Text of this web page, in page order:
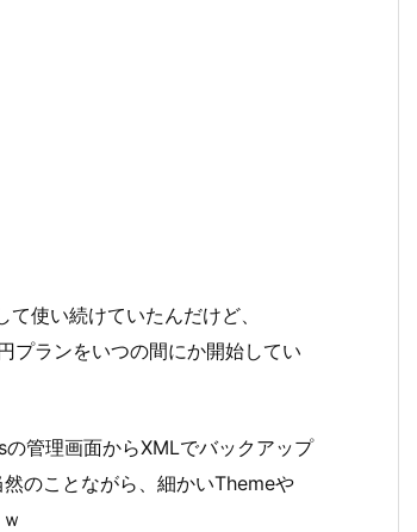
使い続けていたんだけど、
プランをいつの間にか開始してい
管理画面からXMLでバックアップ
のことながら、細かいThemeや